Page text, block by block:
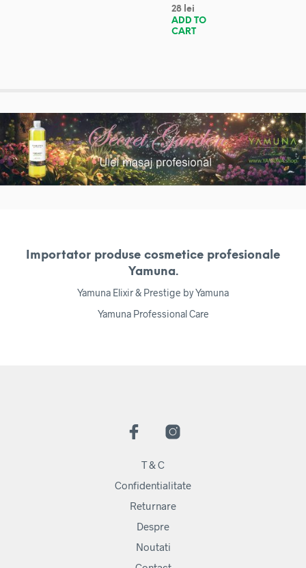
28 lei
ADD TO
CART
Importator produse cosmetice profesionale
Yamuna.
Yamuna Elixir & Prestige by Yamuna
Yamuna Professional Care
T & C
Confidentialitate
Returnare
Despre
Noutati